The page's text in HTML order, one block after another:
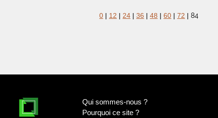
0 12 24 36 48 60 72 84
Qui sommes-nous ?
Pourquoi ce site ?